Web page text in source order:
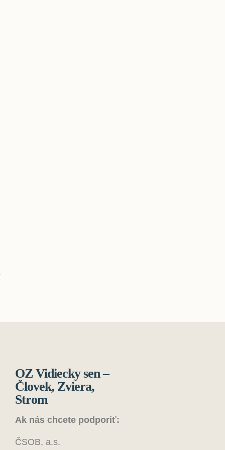
OZ Vidiecky sen –
Človek, Zviera,
Strom
Ak nás chcete podporiť:
ČSOB, a.s.